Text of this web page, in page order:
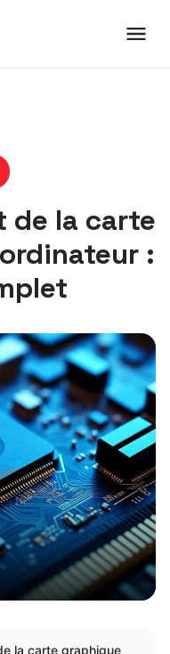
de la carte
:
la carte graphique